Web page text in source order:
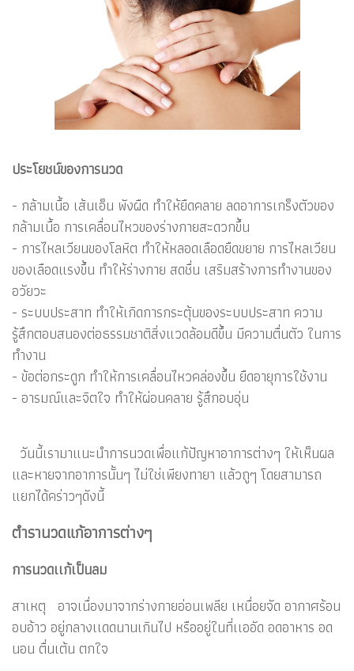
ประโยชน์ของการนวด
- กล้ามเนื้อ เส้นเอ็น พังผืด ทำให้ยืดคลาย ลดอาการเกร็งตัวของ
กล้ามเนื้อ การเคลื่อนไหวของร่างกายสะดวกขึ้น
- การไหลเวียนของโลหิต ทำให้หลอดเลือดยืดขยาย การไหลเวียน
ของเลือดแรงขึ้น ทำให้ร่างกาย สดชื่น เสริมสร้างการทำงานของ
อวัยวะ
- ระบบประสาท ทำให้เกิดการกระตุ้นของระบบประสาท ความ
รู้สึกตอบสนองต่อธรรมชาติสิ่งแวดล้อมดีขึ้น มีความตื่นตัว ในการ
ทำงาน
- ข้อต่อกระดูก ทำให้การเคลื่อนไหวคล่องขึ้น ยืดอายุการใช้งาน
- อารมณ์และจิตใจ ทำให้ผ่อนคลาย รู้สึกอบอุ่น
วันนี้เรามาแนะนำการนวดเพื่อแก้ปัญหาอาการต่างๆ ให้เห็นผล
และหายจากอาการนั้นๆ ไม่ใช่เพียงทายา แล้วถูๆ โดยสามารถ
แยกได้คร่าวๆดังนี้
ตำรานวดแก้อาการต่างๆ
การนวดเเก้เป็นลม
สาเหตุ อาจเนื่องมาจากร่างกายอ่อนเพลีย เหนื่อยจัด อากาศร้อน
อบอ้าว อยู่กลางเเดดนานเกินไป หรืออยู่ในที่เเออัด อดอาหาร อด
นอน ตื่นเต้น ตกใจ